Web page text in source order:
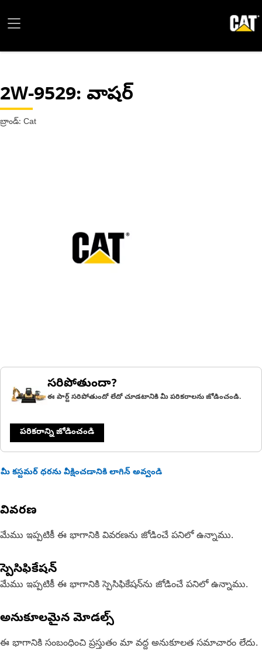
2W-9529: వాషర్
బ్రాండ్: Cat
సరిపోతుందా?
ఈ పార్ట్ సరిపోతుందో లేదో చూడటానికి మీ పరికరాలను జోడించండి.
పరికరాన్ని జోడించండి
మీ కస్టమర్ ధరను వీక్షించడానికి లాగిన్ అవ్వండి
వివరణ
మేము ఇప్పటికీ ఈ భాగానికి వివరణను జోడించే పనిలో ఉన్నాము.
స్పెసిఫికేషన్
మేము ఇప్పటికీ ఈ భాగానికి స్పెసిఫికేషన్‌ను జోడించే పనిలో ఉన్నాము.
అనుకూలమైన మోడల్స్
ఈ భాగానికి సంబంధించి ప్రస్తుతం మా వద్ద అనుకూలత సమాచారం లేదు.